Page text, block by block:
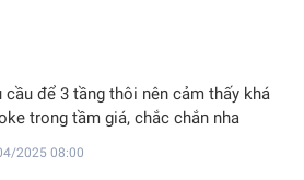
cầu để 3 tầng thôi nên cảm thấy khá
trong tầm giá, chắc chắn nha
2025 08:00